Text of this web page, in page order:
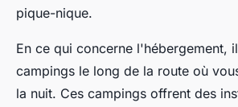
pique-nique.
En ce qui concerne l'hébergement,
campings le long de la route où
la nuit. Ces campings offrent des